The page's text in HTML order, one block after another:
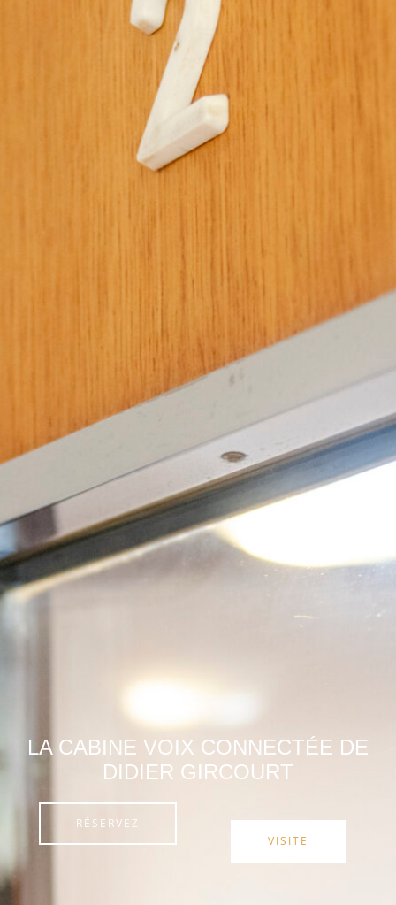
LA CABINE VOIX CONNECTÉE DE
DIDIER GIRCOURT
RÉSERVEZ
VISITE